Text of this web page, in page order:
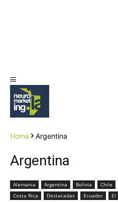
Home Argentina
Argentina
Alemania Argentina Bolivia Chile
Costa Rica
Destacadas Ecuador El